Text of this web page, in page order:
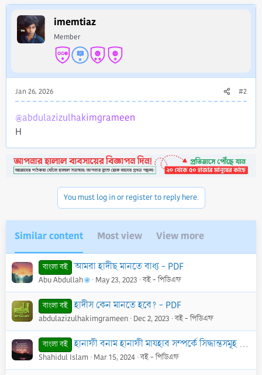
i
o
n
imemtiaz
Member
Jan 26, 2026 #2
@abdulazizulhakimgrameen
H
You must log in or register to reply here.
Similar content Most view View more
বাংলা বই আমরা হাদীছ মানতে বাধ্য - PDF
Abu Abdullah May 23, 2023 বই - পিডিএফ
বাংলা বই হাদীস কেন মানতে হবে? - PDF
abdulazizulhakimgrameen Dec 2, 2023 বই - পিডিএফ
বাংলা বই হানাফী বনাম হানাফী মাযহাব সম্পর্কে সিদ্ধান্তসমূহ - PDF
Shahidul Islam Mar 15, 2024 বই - পিডিএফ